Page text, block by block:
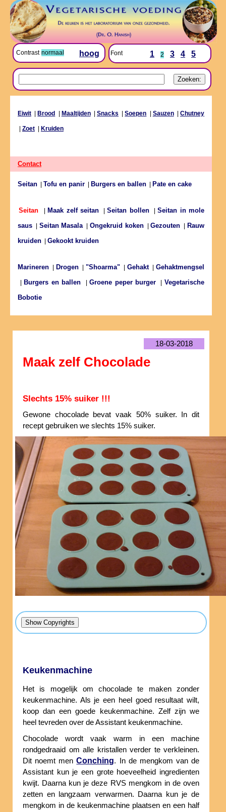
Contrast normaal hoog Font 1 2 3 4 5
Eiwit Brood Maaltijden|Snacks |Soepen Sauzen|Chutney
Zoet Kruiden
Contact
Seitan Tofu en panir Burgers en ballen Pate en cake
Seitan Maak zelf seitan |Seitan bollen|Seitan in mole
saus
Seitan Masala|Ongekruid koken|Gezouten
Rauw
kruiden
Gekookt kruiden
Marineren Drogen "Shoarma" Gehakt|Gehaktmengsel
Burgers en ballen |Groene peper burger |Vegetarische
Bobotie
18-03-2018
Maak zelf Chocolade
Slechts 15% suiker !!!
Gewone chocolade bevat vaak 50% suiker. In dit
recept gebruiken we slechts 15% suiker.
Keukenmachine
Het is mogelijk om chocolade te maken zonder
keukenmachine. Als je een heel goed resultaat wilt,
koop dan een goede keukenmachine. Zelf zijn we
heel tevreden over de Assistant keukenmachine.
Chocolade wordt vaak warm in een machine
rondgedraaid om alle kristallen verder te verkleinen.
Dit noemt menConching. In de mengkom van de
Assistant kun je een grote hoeveelheid ingredienten
kwijt. Daarna kun je deze RVS mengkom in de oven
zetten en langzaam verwarmen. Daarna kun je de
mengkom in de keukenmachine plaatsen en een half